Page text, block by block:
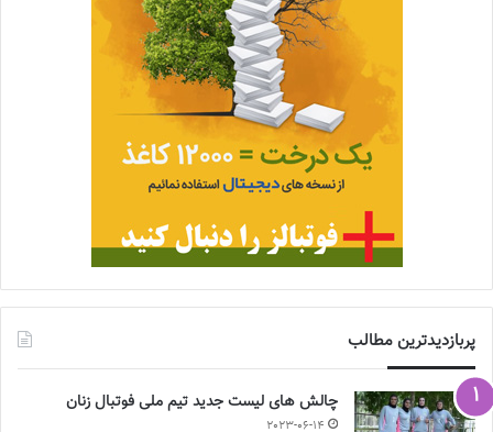
پربازدیدترین مطالب
چالش هاى ليست جدید تيم ملى فوتبال زنان
2023-06-14